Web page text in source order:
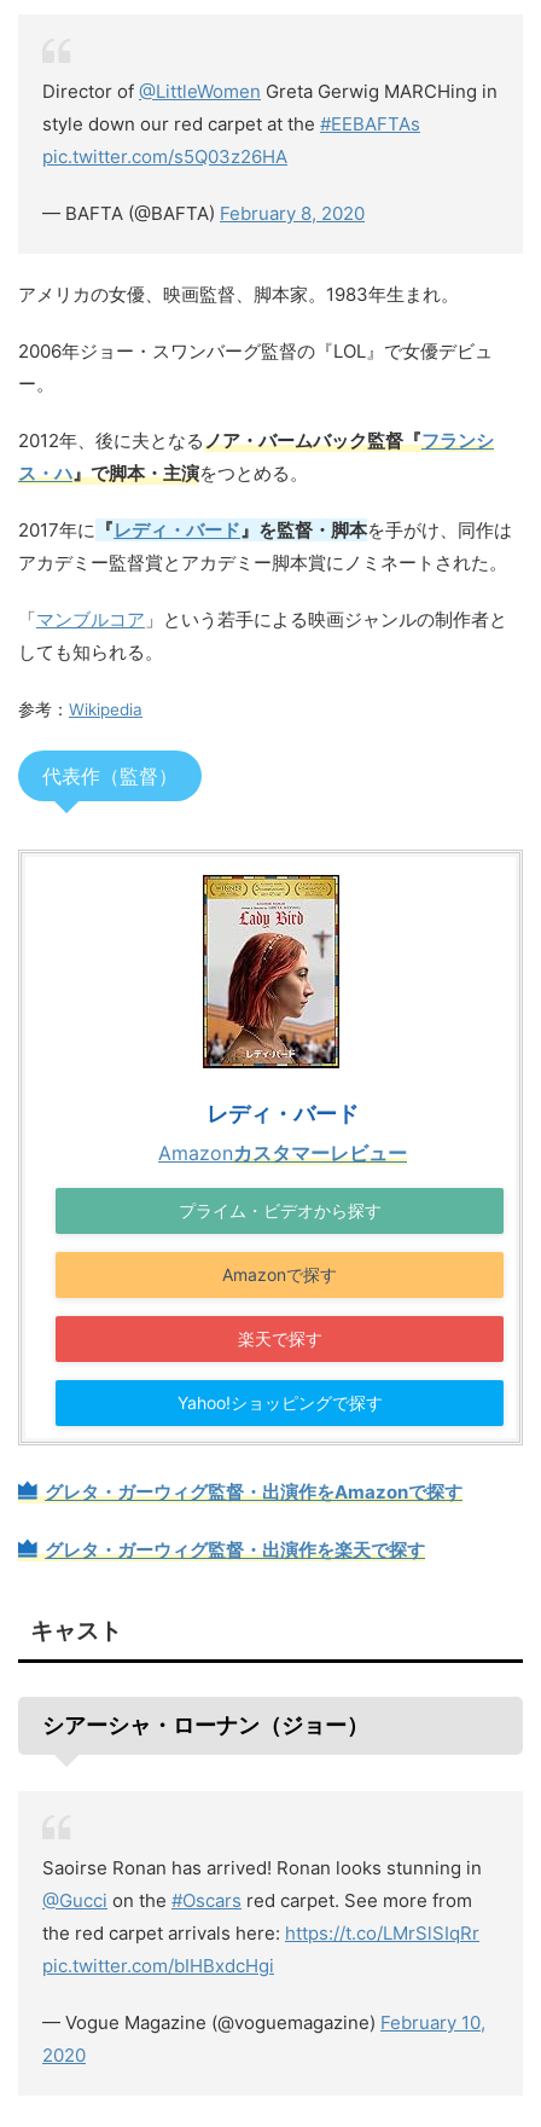
Director of @LittleWomen Greta Gerwig MARCHing in
style down our red carpet at the #EEBAFTAs
pic.twitter.com/s5Q03z26HA
— BAFTA (@BAFTA) February 8, 2020
アメリカの女優、映画監督、脚本家。1983年生まれ。
2006年ジョー・スワンバーグ監督の『LOL』で女優デビュ
ー。
2012年、後に夫となるノア・バームバック監督『フランシ
ス・ハ』で脚本・主演をつとめる。
2017年に 『レディ・バード 』を監督・脚本を手がけ、同作は
アカデミー監督賞とアカデミー脚本賞にノミネートされた。
「マンブルコア 」という若手による映画ジャンルの制作者と
しても知られる。
参考： Wikipedia
代表作（監督）
レディ・バード
Amazonカスタマーレビュー
プライム・ビデオから探す
Amazonで探す
楽天で探す
Yahoo!ショッピングで探す
グレタ・ガーウィグ監督・出演作をAmazonで探す
グレタ・ガーウィグ監督・出演作を楽天で探す
キャスト
シアーシャ・ローナン（ジョー）
Saoirse Ronan has arrived! Ronan looks stunning in
@Gucci on the #Oscars red carpet. See more from
the red carpet arrivals here: https://t.co/LMrSlSIqRr
pic.twitter.com/bIHBxdcHgi
— Vogue Magazine (@voguemagazine) February 10,
2020